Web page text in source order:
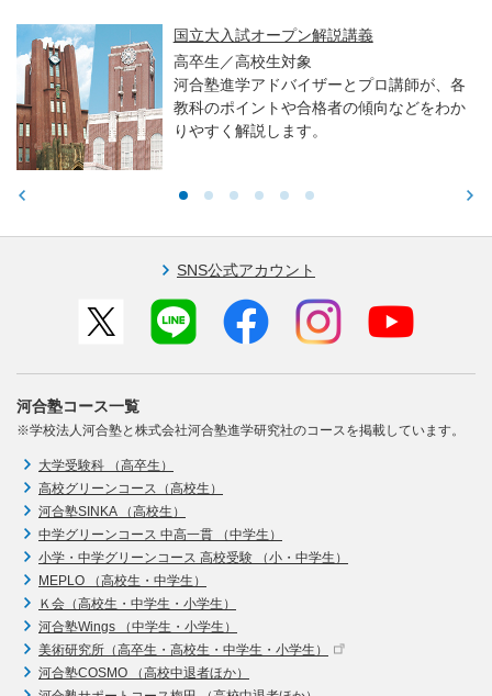
国立大入試オープン解説講義
高卒生／高校生対象
河合塾進学アドバイザーとプロ講師が、各
教科のポイントや合格者の傾向などをわか
りやすく解説します。
SNS公式アカウント
河合塾コース一覧
※学校法人河合塾と株式会社河合塾進学研究社のコースを掲載しています。
大学受験科 （高卒生）
高校グリーンコース（高校生）
河合塾SINKA （高校生）
中学グリーンコース 中高一貫 （中学生）
小学・中学グリーンコース 高校受験 （小・中学生）
MEPLO （高校生・中学生）
Ｋ会（高校生・中学生・小学生）
河合塾Wings （中学生・小学生）
美術研究所（高卒生・高校生・中学生・小学生）
河合塾COSMO （高校中退者ほか）